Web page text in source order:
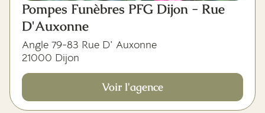
Pompes Funèbres PFG Dijon - Rue
D'Auxonne
Angle 79-83 Rue D' Auxonne
21000 Dijon
Voir l'agence